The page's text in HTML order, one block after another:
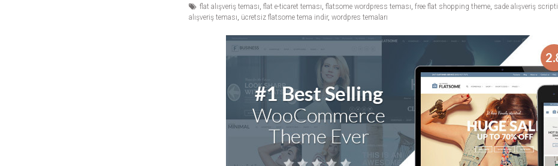
flat alışveriş teması, flat e-ticaret teması, flatsome wordpress teması, free flat shopping theme, sade alışveriş scripti
alışveriş teması, ücretsiz flatsome tema indir, wordpres temaları